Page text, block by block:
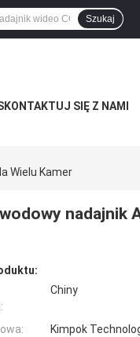
Szukaj
SIĘ Z NAMI
Wielu Kamer
nadajnik
Chiny
Kimpok